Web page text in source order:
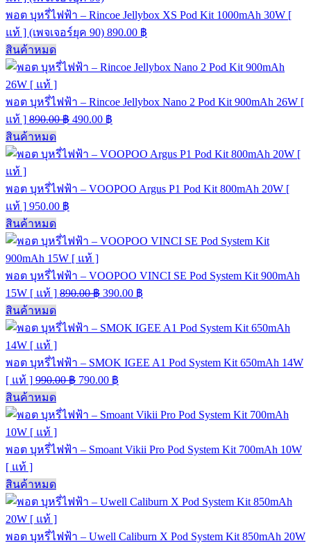
พอต บุหรี่ไฟฟ้า – Rincoe Jellybox XS Pod Kit 1000mAh 30W [
แท้ ] (เพจเจอร์ยุค 90) 890.00 ฿
สินค้าหมด
พอต บุหรี่ไฟฟ้า – Rincoe Jellybox Nano 2 Pod Kit 900mAh 26W [
แท้ ] 890.00฿ 490.00 ฿
สินค้าหมด
พอต บุหรี่ไฟฟ้า – VOOPOO Argus P1 Pod Kit 800mAh 20W [
แท้ ] 950.00 ฿
สินค้าหมด
พอต บุหรี่ไฟฟ้า – VOOPOO VINCI SE Pod System Kit 900mAh
15W [ แท้ ] 890.00฿ 390.00 ฿
สินค้าหมด
พอต บุหรี่ไฟฟ้า – SMOK IGEE A1 Pod System Kit 650mAh 14W
[ แท้ ] 990.00฿ 790.00 ฿
สินค้าหมด
พอต บุหรี่ไฟฟ้า – Smoant Vikii Pro Pod System Kit 700mAh 10W
[ แท้ ]
สินค้าหมด
พอต บุหรี่ไฟฟ้า – Uwell Caliburn X Pod System Kit 850mAh 20W